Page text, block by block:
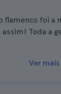
flamenco foi a
assim! Toda a
Ver mais